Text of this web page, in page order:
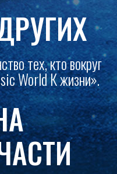
тех, кто вокруг
World К жизни».